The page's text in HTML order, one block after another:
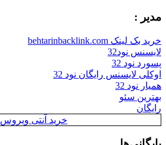
مدیر :
خرید بک لینک behtarinbacklink.com
لایسنس نود32
پسورد نود 32
اوکلی لایسنس رایگان نود 32
همیار نود 32
بهترین سئو
رایگان
خرید آنتی ویروس